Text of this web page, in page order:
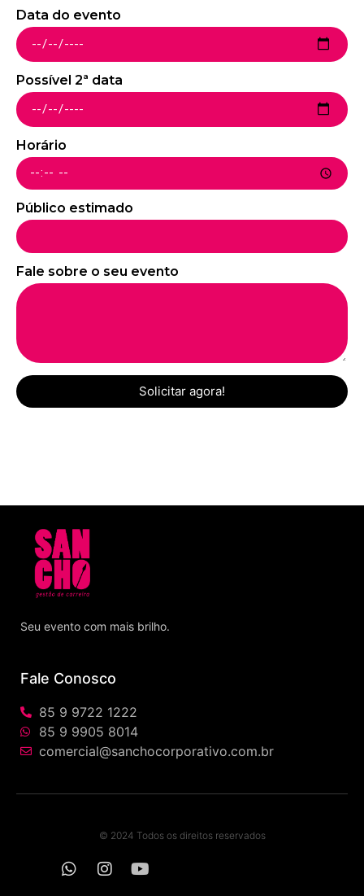
Data do evento
Possível 2ª data
Horário
Público estimado
Fale sobre o seu evento
Solicitar agora!
Seu evento com mais brilho.
Fale Conosco
85 9 9722 1222
85 9 9905 8014
comercial@sanchocorporativo.com.br
© 2024 Todos os direitos reservados